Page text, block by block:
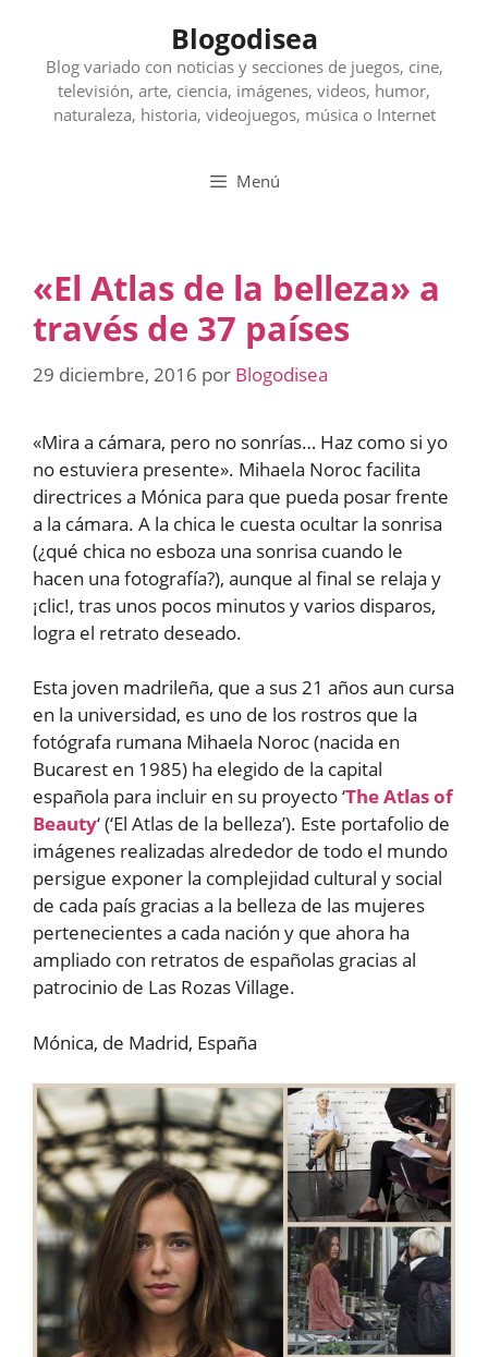
contenido
Blogodisea
Blog variado con noticias y secciones de juegos, cine,
televisión, arte, ciencia, imágenes, videos, humor,
naturaleza, historia, videojuegos, música o Internet
Menú
«El Atlas de la belleza» a
través de 37 países
29 diciembre, 2016 por Blogodisea
«Mira a cámara, pero no sonrías… Haz como si yo
no estuviera presente». Mihaela Noroc facilita
directrices a Mónica para que pueda posar frente
a la cámara. A la chica le cuesta ocultar la sonrisa
(¿qué chica no esboza una sonrisa cuando le
hacen una fotografía?), aunque al final se relaja y
¡clic!, tras unos pocos minutos y varios disparos,
logra el retrato deseado.
Esta joven madrileña, que a sus 21 años aun cursa
en la universidad, es uno de los rostros que la
fotógrafa rumana Mihaela Noroc (nacida en
Bucarest en 1985) ha elegido de la capital
española para incluir en su proyecto ‘The Atlas of
Beauty‘ (‘El Atlas de la belleza’). Este portafolio de
imágenes realizadas alrededor de todo el mundo
persigue exponer la complejidad cultural y social
de cada país gracias a la belleza de las mujeres
pertenecientes a cada nación y que ahora ha
ampliado con retratos de españolas gracias al
patrocinio de Las Rozas Village.
Mónica, de Madrid, España